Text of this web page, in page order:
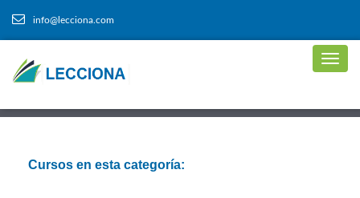
info@lecciona.com
Cursos en esta categoría: